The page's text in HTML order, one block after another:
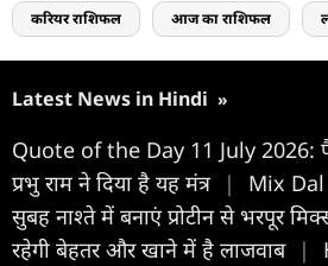
करियर राशिफल आज का राशिफल
Latest News in Hindi »
Quote of the Day 11 July 2026:
प्रभु राम ने दिया है यह मंत्र |
Mix
सुबह नाश्ते में बनाएं प्रोटीन से भरपूर
रहेगी बेहतर और खाने में है लाजवाब |